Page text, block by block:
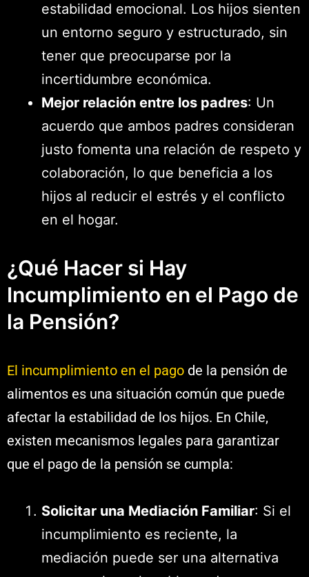
estabilidad emocional. Los hijos sienten
un entorno seguro y estructurado, sin
tener que preocuparse por la
incertidumbre económica.
Mejor relación entre los padres: Un
acuerdo que ambos padres consideran
justo fomenta una relación de respeto y
colaboración, lo que beneficia a los
hijos al reducir el estrés y el conflicto
en el hogar.
¿Qué Hacer si Hay
Incumplimiento en el Pago de
la Pensión?
El incumplimiento en el pago de la pensión de
alimentos es una situación común que puede
afectar la estabilidad de los hijos. En Chile,
existen mecanismos legales para garantizar
que el pago de la pensión se cumpla:
Solicitar una Mediación Familiar: Si el
incumplimiento es reciente, la
mediación puede ser una alternativa